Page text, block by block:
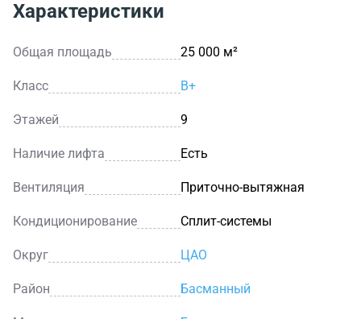
но и провести деловую встречу. Внешняя
автомойкой, магазинами, банкоматами и другими
разнообразными объектами.
Характеристики
Общая площадь 25 000 м²
Класс B+
Этажей 9
Наличие лифта Есть
Вентиляция Приточно-вытяжная
Кондиционирование Сплит-системы
Округ ЦАО
Район Басманный